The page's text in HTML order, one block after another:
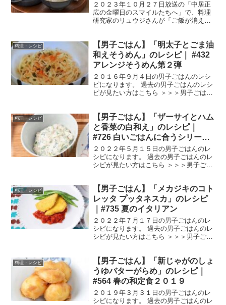
２０２３年１０月２７日放送の「中居正
広の金曜日のスマイルたちへ」で、料理
研究家のリュウジさんが「ご飯が消える
ピ」という料理本が好評でYouTubeでも
活躍されています...
料理・レシピ
【男子ごはん】「明太子とごま油
和えそうめん」のレシピ｜ #432
アレンジそうめん第２弾
２０１６年９月４日の男子ごはんのレシ
ピになります。 過去の男子ごはんのレシ
ピが見たい方はこちら ＞＞＞男子ごはん
ん ３束（１５０g）明太子 ２腹（７０
g）万能ねぎ...
料理・レシピ
【男子ごはん】「ザーサイとハム
と香菜の白和え」のレシピ｜
#726 白いごはんに合うシリーズ
「中華定食」
２０２２年５月１５日の男子ごはんのレ
シピになります。 過去の男子ごはんのレ
シピが見たい方はこちら ＞＞＞男子ごは
豆腐 １丁ザーサイ ２０gハム ３枚（４５
g）香菜...
料理・レシピ
【男子ごはん】「メカジキのコト
レッタ プッタネスカ」のレシピ
｜#735 夏のイタリアン
２０２２年７月１７日の男子ごはんのレ
シピになります。 過去の男子ごはんのレ
シピが見たい方はこちら ＞＞＞男子ごは
料 メカジキ 小４切れモロッコいんげん
３本（７５...
料理・レシピ
【男子ごはん】「新じゃがのしょ
うゆバターがらめ」のレシピ｜
#564 春の和定食２０１９
２０１９年３月３１日の男子ごはんのレ
シピになります。 過去の男子ごはんのレ